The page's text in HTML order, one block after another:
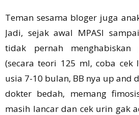
Teman sesama bloger juga
Jadi, sejak awal MPASI
tidak pernah menghabiskan
(secara teori 125 ml, coba cek
usia 7-10 bulan, BB nya up and
dokter bedah, memang
masih lancar dan cek urin gak